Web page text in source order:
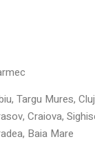
Targu Mures,
Craiova,
Baia Mare